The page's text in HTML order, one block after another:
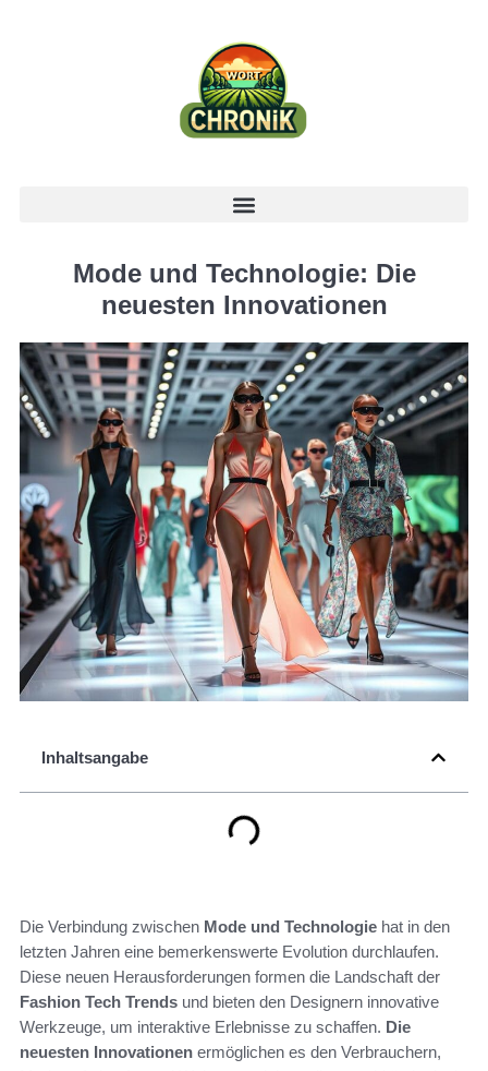
Mode und Technologie: Die
neuesten Innovationen
Inhaltsangabe
Die Verbindung zwischen Mode und Technologie hat in den
letzten Jahren eine bemerkenswerte Evolution durchlaufen.
Diese neuen Herausforderungen formen die Landschaft der
Fashion Tech Trends und bieten den Designern innovative
Werkzeuge, um interaktive Erlebnisse zu schaffen. Die
neuesten Innovationen ermöglichen es den Verbrauchern,